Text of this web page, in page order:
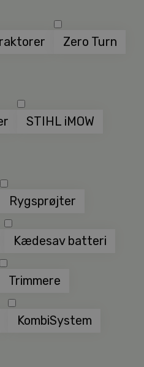
Zero Turn
STIHL iMOW
Rygsprøjter
Kædesav batteri
Trimmere
KombiSystem